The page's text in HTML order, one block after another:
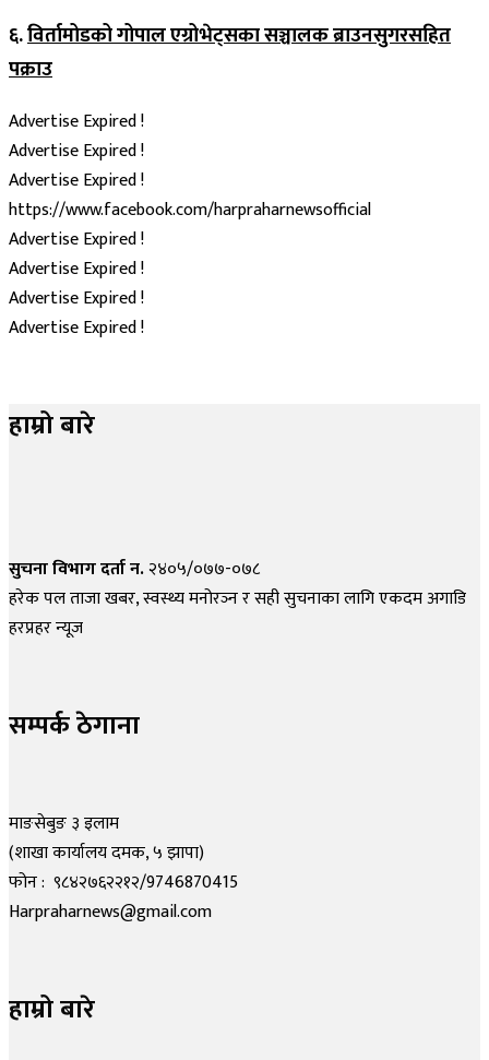
६.विर्तामोडको गोपाल एग्रोभेट्सका सञ्चालक ब्राउनसुगरसहित
पक्राउ
Advertise Expired !
Advertise Expired !
Advertise Expired !
https://www.facebook.com/harpraharnewsofficial
Advertise Expired !
Advertise Expired !
Advertise Expired !
Advertise Expired !
हाम्रो बारे
सुचना विभाग दर्ता न.२४०५/०७७-०७८
हरेक पल ताजा खबर, स्वस्थ्य मनोरञ्न र सही सुचनाका लागि एकदम अगाडि
हरप्रहर न्यूज
सम्पर्क ठेगाना
माङसेबुङ ३ इलाम
(शाखा कार्यालय दमक, ५ झापा)
फोन : ९८४२७६२२१२/9746870415
Harpraharnews@gmail.com
हाम्रो बारे